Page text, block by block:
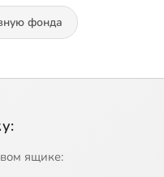
фонда
ящике: